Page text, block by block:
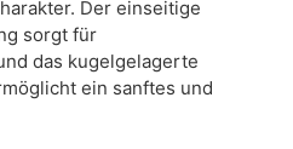
Der einseitige
sorgt für
das kugelgelagerte
ein sanftes und